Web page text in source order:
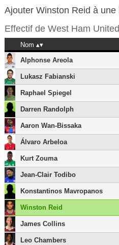
Ajouter Winston Reid à une
Effectif de West Ham United
Nom
Alphonse Areola
Lukasz Fabianski
Raphael Spiegel
Darren Randolph
Aaron Wan-Bissaka
Álvaro Arbeloa
Kurt Zouma
Jean-Clair Todibo
Konstantinos Mavropanos
Winston Reid
James Collins
Leo Chambers